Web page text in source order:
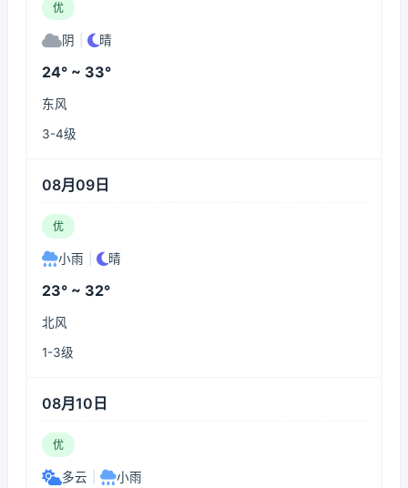
优
阴 晴
24° ~ 33°
东风
3-4级
08月09日
优
小雨 晴
23° ~ 32°
北风
1-3级
08月10日
优
多云 小雨